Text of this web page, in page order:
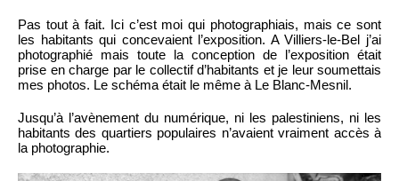
Pas tout à fait. Ici c’est moi qui photographiais, mais ce sont
les habitants qui concevaient l’exposition. A Villiers-le-Bel j’ai
photographié mais toute la conception de l’exposition était
prise en charge par le collectif d’habitants et je leur soumettais
mes photos. Le schéma était le même à Le Blanc-Mesnil.
Jusqu’à l’avènement du numérique, ni les palestiniens, ni les
habitants des quartiers populaires n’avaient vraiment accès à
la photographie.